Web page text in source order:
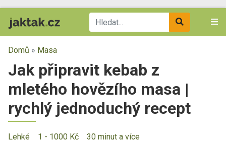
Domů » Masa
Jak připravit kebab z
mletého hovězího masa |
rychlý jednoduchý recept
Lehké 1 - 1000 Kč
30 minut a více